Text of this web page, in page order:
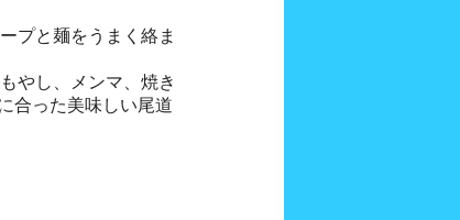
プと麺をうまく絡ま
やし、メンマ、焼き
合った美味しい尾道